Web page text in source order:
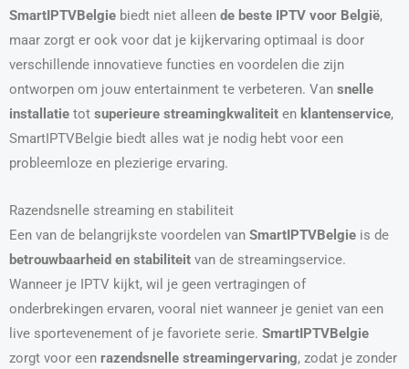
SmartIPTVBelgie biedt niet alleen de beste IPTV voor België,
maar zorgt er ook voor dat je kijkervaring optimaal is door
verschillende innovatieve functies en voordelen die zijn
ontworpen om jouw entertainment te verbeteren. Van snelle
installatie tot superieure streamingkwaliteit en klantenservice,
SmartIPTVBelgie biedt alles wat je nodig hebt voor een
probleemloze en plezierige ervaring.
Razendsnelle streaming en stabiliteit
Een van de belangrijkste voordelen van SmartIPTVBelgie is de
betrouwbaarheid en stabiliteit van de streamingservice.
Wanneer je IPTV kijkt, wil je geen vertragingen of
onderbrekingen ervaren, vooral niet wanneer je geniet van een
live sportevenement of je favoriete serie. SmartIPTVBelgie
zorgt voor een razendsnelle streamingervaring, zodat je zonder